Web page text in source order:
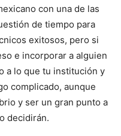
con una de las
de tiempo para
exitosos, pero si
e incorporar a alguien
a lo que tu institución y
complicado, aunque
y ser un gran punto a
decidirán.